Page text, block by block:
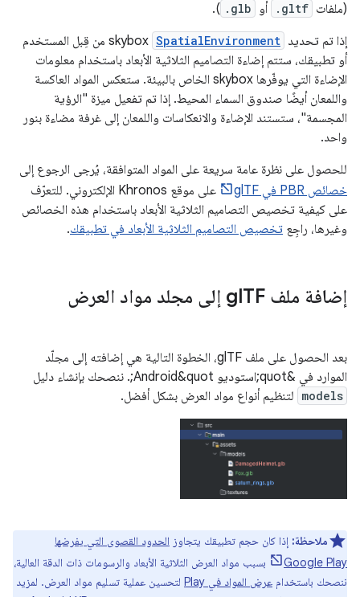
(ملفات .gltf أو .glb
).
إذا تم تحديد SpatialEnvironment
skybox من قِبل المستخدم
أو تطبيقك، ستتم إضاءة التصاميم الثلاثية الأبعاد باستخدام معلومات
الإضاءة التي يوفّرها skybox الخاص بالبيئة. ستعكس المواد العاكسة
واللمعان أيضًا صندوق السماء المحيط. إذا تم تفعيل ميزة "الرؤية
المجسمة"، ستستند الإضاءة والانعكاسات واللمعان إلى غرفة مضاءة بنور
واحد.
للحصول على نظرة عامة سريعة على المواد المتوافقة، يُرجى الرجوع إلى
خصائص PBR في glTF
على موقع Khronos الإلكتروني. للتعرّف
على كيفية تخصيص التصاميم الثلاثية الأبعاد باستخدام هذه الخصائص
وغيرها، راجِع تخصيص التصاميم الثلاثية الأبعاد في تطبيقك.
إضافة ملف gl TF إلى مجلد مواد العرض
بعد الحصول على ملف glTF، الخطوة التالية هي إضافته إلى مجلّد
الموارد في &quot;استوديو Android&quot;. ننصحك بإنشاء دليل
models لتنظيم أنواع مواد العرض بشكل أفضل.
ملاحظة: إذا كان حجم تطبيقك يتجاوز الحدود القصوى التي يفرضها
Google Play
بسبب مواد العرض الثلاثية الأبعاد والرسومات ذات الدقة العالية،
ننصحك باستخدام عرض المواد في Play
لتحسين عملية تسليم مواد العرض. لمزيد